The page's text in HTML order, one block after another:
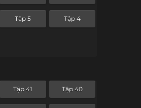
Tập 5 Tập 4
Tập 41 Tập 40